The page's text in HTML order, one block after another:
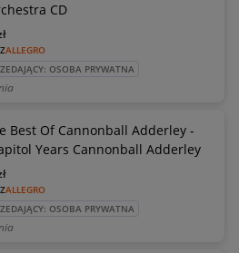
CD
ALLEGRO
OSOBA PRYWATNA
Best Of Cannonball Adderley -
Years Cannonball Adderley
ALLEGRO
OSOBA PRYWATNA